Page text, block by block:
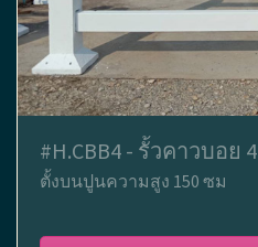
#H.CBB4 - รั้วคาวบอย
ตั้งบนปูนความสูง 150 ซม